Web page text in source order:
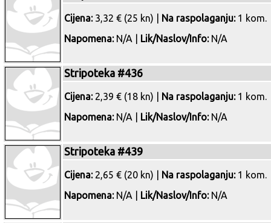
Cijena:3,32 € (25 kn) | Na raspolaganju:1 kom.
Napomena:N/A | Lik/Naslov/Info:N/A
Stripoteka #436
Cijena:2,39 € (18 kn) | Na raspolaganju:1 kom.
Napomena:N/A | Lik/Naslov/Info:N/A
Stripoteka #439
Cijena:2,65 € (20 kn) | Na raspolaganju:1 kom.
Napomena:N/A | Lik/Naslov/Info:N/A